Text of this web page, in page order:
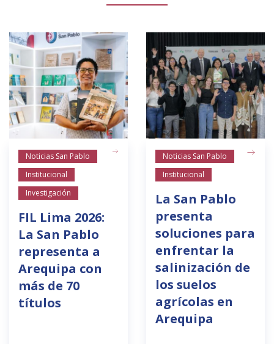
Noticias San Pablo
Institucional
Investigación
FIL Lima 2026:
La San Pablo
representa a
Arequipa con
más de 70
títulos
Noticias San Pablo
Institucional
La San Pablo
presenta
soluciones para
enfrentar la
salinización de
los suelos
agrícolas en
Arequipa